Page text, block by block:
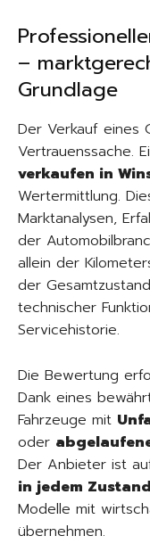
–
Grundlage
Der Verkauf eines
Vertrauenssache.
verkaufen in
Wertermittlung.
Marktanalysen,
der
allein der
der
technischer
Servicehistorie.
Die Bewertung
Dank eines
Fahrzeuge mit
oder
Der Anbieter ist
in jedem Zustand
Modelle mit
übernehmen.